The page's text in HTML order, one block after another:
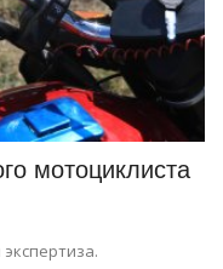
мотоциклиста